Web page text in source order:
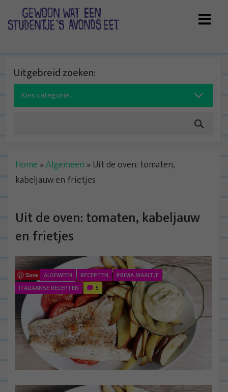
Uitgebreid zoeken:
Search
for:
Home »Algemeen » Uit de oven: tomaten,
kabeljauw en frietjes
Uit de oven: tomaten, kabeljauw
en frietjes
Save ALGEMEEN RECEPTEN
PRIMA MAALTJE
ITALIAANSE RECEPTEN
5